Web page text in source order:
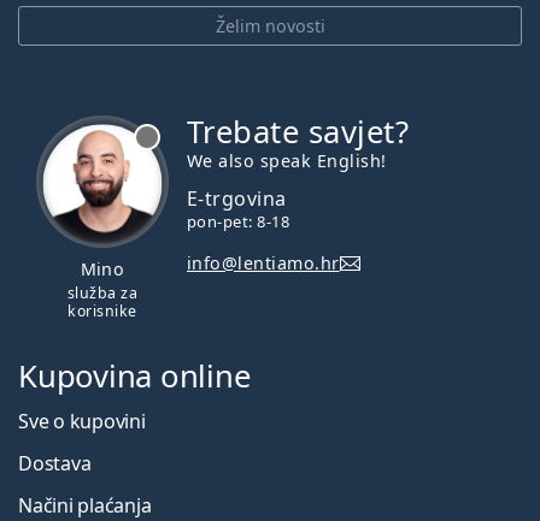
Želim novosti
Mino
služba za
korisnike
Trebate savjet?
We also speak English!
E-trgovina
pon-pet: 8-18
info@lentiamo.hr
Kupovina online
Sve o kupovini
Dostava
Načini plaćanja